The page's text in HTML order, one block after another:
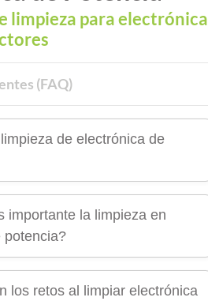
limpieza para electrónica
(FAQ)
de electrónica de
importante la limpieza en
potencia?
los retos al limpiar electrónica